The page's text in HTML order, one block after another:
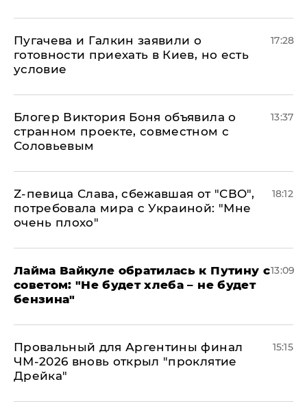
Пугачева и Галкин заявили о
готовности приехать в Киев, но есть
условие
17:28
Блогер Виктория Боня объявила о
странном проекте, совместном с
Соловьевым
13:37
Z-певица Слава, сбежавшая от "СВО",
потребовала мира с Украиной: "Мне
очень плохо"
18:12
Лайма Вайкуле обратилась к Путину с
советом: "Не будет хлеба – не будет
бензина"
13:09
Провальный для Аргентины финал
ЧМ-2026 вновь открыл "проклятие
Дрейка"
15:15